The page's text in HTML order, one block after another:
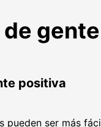
de
positiva
pueden ser más